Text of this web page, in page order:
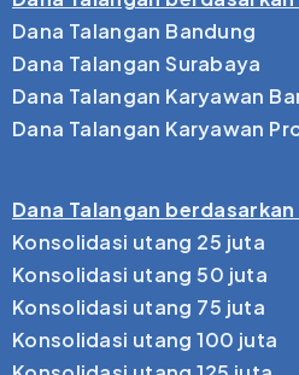
Dana Talangan Bandung
Dana Talangan Surabaya
Dana Talangan Karyawan
Dana Talangan Karyawan
Dana Talangan berdasarkan
Konsolidasi utang 25 juta
Konsolidasi utang 50 juta
Konsolidasi utang 75 juta
Konsolidasi utang 100 juta